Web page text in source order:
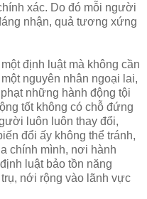
xác. Do đó mỗi người
nhận, quả tương xứng
định luật mà không cần
nguyên nhân ngoại lai,
những hành động tội
tốt không có chỗ đứng
luôn luôn thay đổi,
đổi ấy không thể tránh,
chính mình, nơi hành
luật bảo tồn năng
nới rộng vào lãnh vực